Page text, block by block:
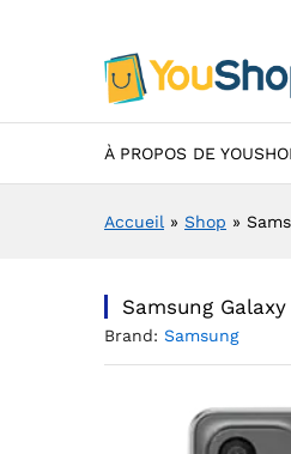
À PROPOS DE
Accueil » Shop »
Samsung
Brand: Samsung